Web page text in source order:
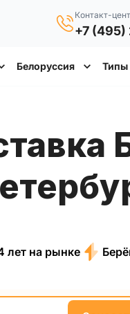
Контакт-
+7
Белоруссия Типы
лет на рынке